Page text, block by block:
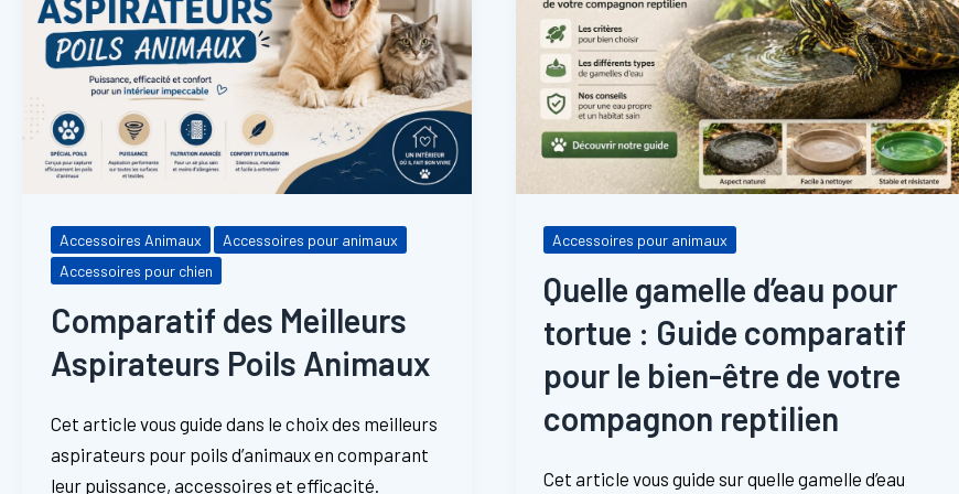
Accessoires Animaux
Accessoires pour animaux
Accessoires pour chien
Comparatif des Meilleurs
Aspirateurs Poils Animaux
Cet article vous guide dans le choix des meilleurs
aspirateurs pour poils d’animaux en comparant
leur puissance, accessoires et efficacité.
Accessoires pour animaux
Quelle gamelle d’eau pour
tortue : Guide comparatif
pour le bien-être de votre
compagnon reptilien
Cet article vous guide sur quelle gamelle d’eau